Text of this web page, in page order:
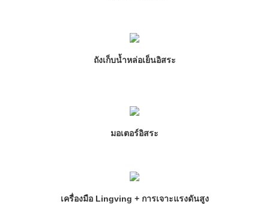
ถังเก็บน้ำหล่อเย็นอิสระ
มอเตอร์อิสระ
เครื่องมือ Lingving + การเจาะแรงดันสูง